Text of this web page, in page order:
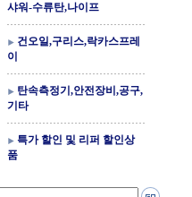
샤워-수류탄,나이프
건오일,구리스,락카스프레
이
탄속측정기,안전장비,공구,
기타
특가 할인 및 리퍼 할인상
품